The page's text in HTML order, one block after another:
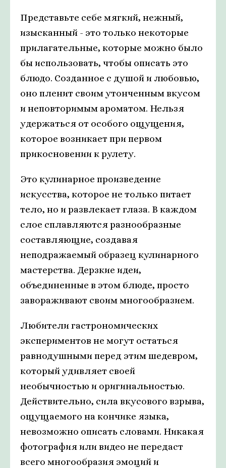
Представьте себе мягкий, нежный,
изысканный - это только некоторые
прилагательные, которые можно было
бы использовать, чтобы описать это
блюдо. Созданное с душой и любовью,
оно пленит своим утонченным вкусом
и неповторимым ароматом. Нельзя
удержаться от особого ощущения,
которое возникает при первом
прикосновении к рулету.
Это кулинарное произведение
искусства, которое не только питает
тело, но и развлекает глаза. В каждом
слое сплавляются разнообразные
составляющие, создавая
неподражаемый образец кулинарного
мастерства. Дерзкие идеи,
объединенные в этом блюде, просто
завораживают своим многообразием.
Любители гастрономических
экспериментов не могут остаться
равнодушными перед этим шедевром,
который удивляет своей
необычностью и оригинальностью.
Действительно, сила вкусового взрыва,
ощущаемого на кончике языка,
невозможно описать словами. Никакая
фотография или видео не передаст
всего многообразия эмоций и